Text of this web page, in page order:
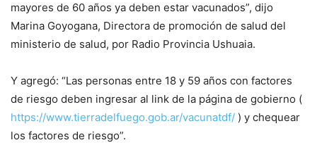
mayores de 60 años ya deben estar vacunados”, dijo
Marina Goyogana, Directora de promoción de salud del
ministerio de salud, por Radio Provincia Ushuaia.
Y agregó: “Las personas entre 18 y 59 años con factores
de riesgo deben ingresar al link de la página de gobierno (
https://www.tierradelfuego.gob.ar/vacunatdf/ ) y chequear
los factores de riesgo”.